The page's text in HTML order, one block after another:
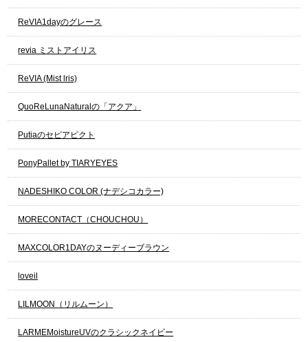
ReVIA1dayのグレース
revia ミストアイリス
ReVIA (Mist lris)
QuoReLunaNaturalの「アクア」
Putiaのセピアピクト
PonyPallet by TIARYEYES
NADESHIKO COLOR (ナデシコカラー)
MORECONTACT（CHOUCHOU）
MAXCOLOR1DAYのヌーディーブラウン
loveil
LILMOON（リルムーン）
LARMEMoistureUVのクラシックネイビー